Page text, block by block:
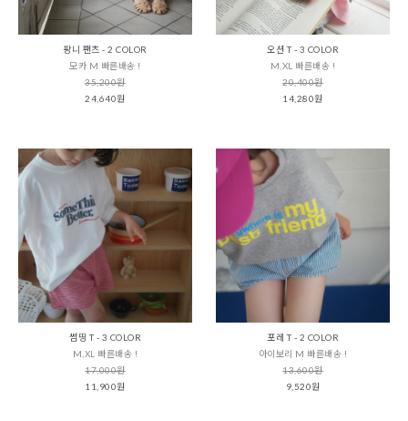
팡니 팬츠 - 2 COLOR
모카 M 빠른배송 !
35,200원
24,640원
오션 T - 3 COLOR
M,XL 빠른배송 !
20,400원
14,280원
썸띵 T - 3 COLOR
M,XL 빠른배송 !
17,000원
11,900원
포레 T - 2 COLOR
아이보리 M 빠른배송 !
13,600원
9,520원